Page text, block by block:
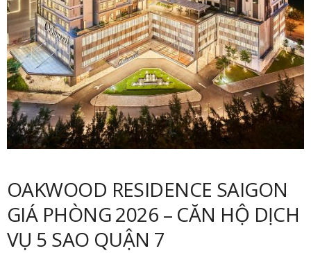
OAKWOOD RESIDENCE SAIGON
GIÁ PHÒNG 2026 – CĂN HỘ DỊCH
VỤ 5 SAO QUẬN 7